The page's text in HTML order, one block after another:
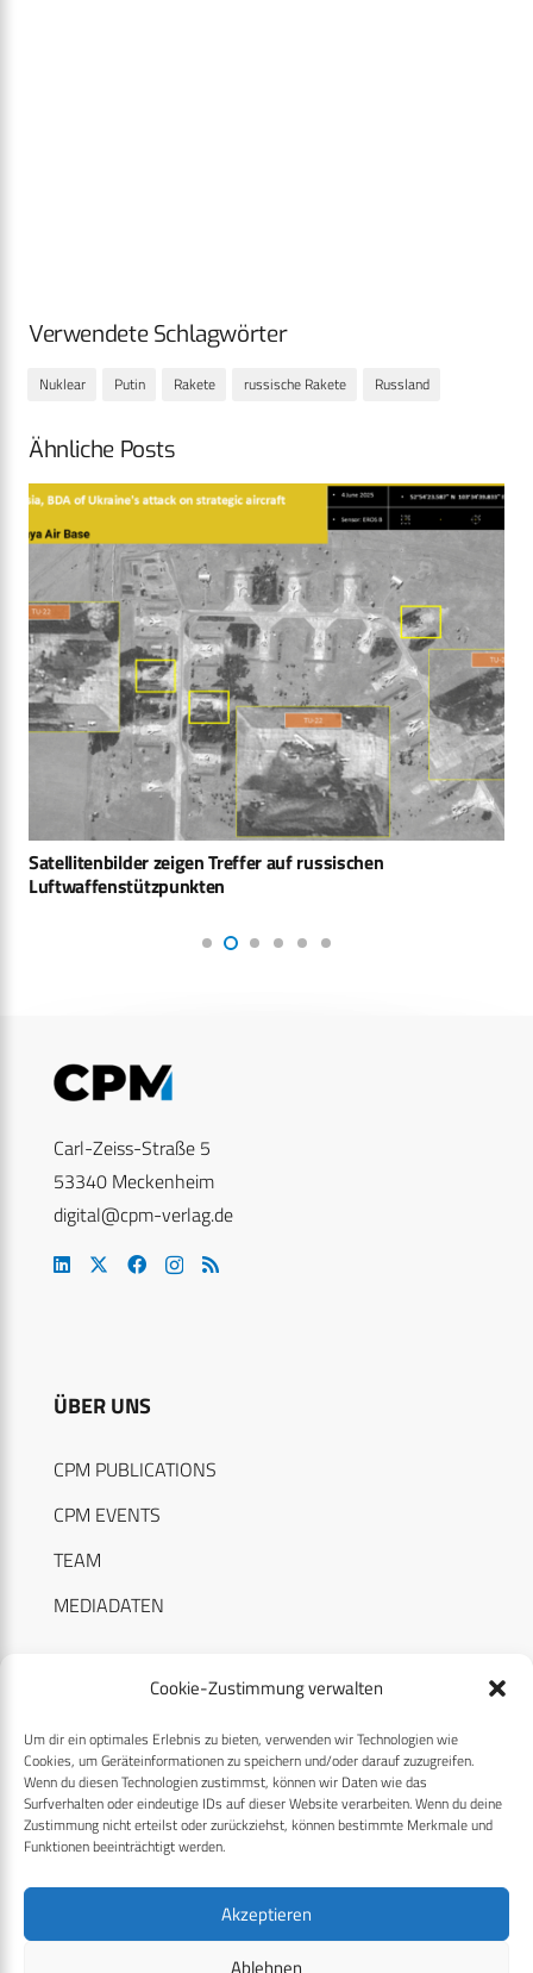
Cookie-Zustimmung verwalten
Um dir ein optimales Erlebnis zu bieten, verwenden wir Technologien wie
Cookies, um Geräteinformationen zu speichern und/oder darauf zuzugreifen.
Wenn du diesen Technologien zustimmst, können wir Daten wie das
Surfverhalten oder eindeutige IDs auf dieser Website verarbeiten. Wenn du deine
Zustimmung nicht erteilst oder zurückziehst, können bestimmte Merkmale und
Funktionen beeinträchtigt werden.
Akzeptieren
Ablehnen
Verwendete Schlagwörter
Nuklear Putin Rakete russische Rakete Russland
Ähnliche Posts
Satellitenbilder zeigen Treffer auf russischen
Luftwaffenstützpunkten
Carl-Zeiss-Straße 5
53340 Meckenheim
digital@cpm-verlag.de
ÜBER UNS
CPM PUBLICATIONS
CPM EVENTS
TEAM
MEDIADATEN
RECHTLICHES
Datenschutzerklärung
Cookie-Richtlinie (EU)